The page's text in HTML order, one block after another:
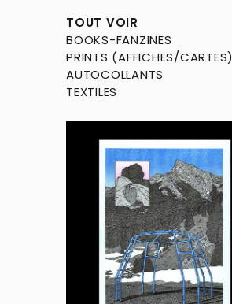
TOUT VOIR
BOOKS-FANZINES
PRINTS (AFFICHES/CARTES)
AUTOCOLLANTS
TEXTILES